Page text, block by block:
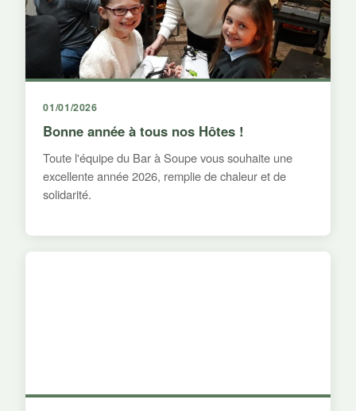
01/01/2026
Bonne année à tous nos Hôtes !
Toute l'équipe du Bar à Soupe vous souhaite une
excellente année 2026, remplie de chaleur et de
solidarité.